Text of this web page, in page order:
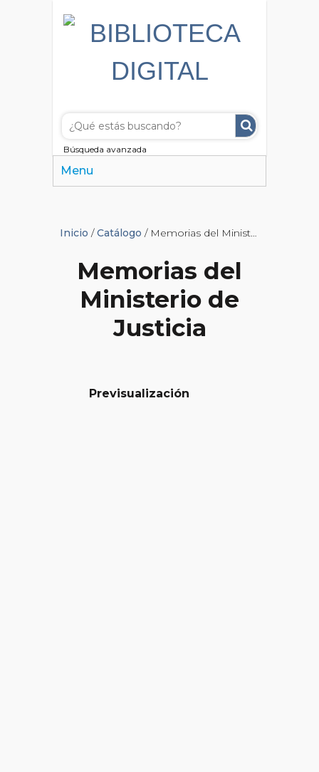
Búsqueda avanzada
Menu
Inicio /Catálogo / Memorias del Ministerio de Justicia
Memorias del
Ministerio de
Justicia
Previsualización